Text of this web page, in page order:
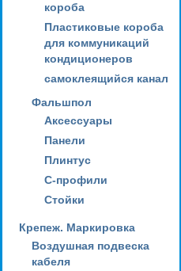
короба
Пластиковые короба
для коммуникаций
кондиционеров
самоклеящийся канал
Фальшпол
Аксессуары
Панели
Плинтус
С-профили
Стойки
Крепеж. Маркировка
Воздушная подвеска
кабеля